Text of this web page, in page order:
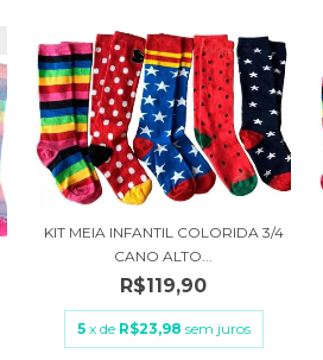
KIT MEIA INFANTIL COLORIDA 3/4
CANO ALTO...
R$119,90
5 x de R$23,98 sem juros